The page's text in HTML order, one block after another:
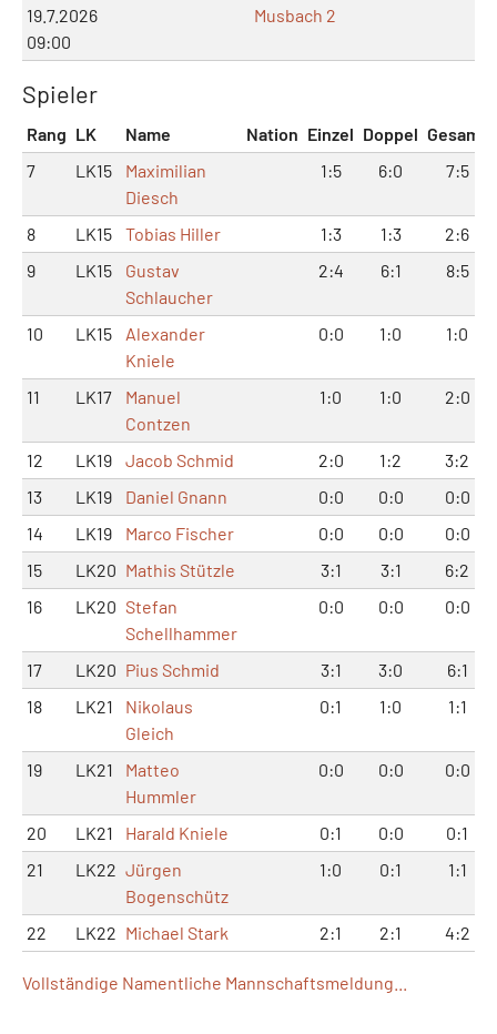
19.7.2026
09:00
Musbach 2
Spieler
Rang LK Name Nation Einzel Doppel Gesamt
7
LK15
Maximilian
Diesch
1:5 6:0 7:5
8 LK15 Tobias Hiller 1:3 1:3
2:6
9
LK15
Gustav
Schlaucher
2:4 6:1 8:5
10 LK15
Alexander
Kniele
0:0 1:0 1:0
11 LK17
Manuel
Contzen
1:0 1:0 2:0
12 LK19 Jacob Schmid 2:0 1:2
3:2
13
LK19 Daniel Gnann 0:0 0:0
0:0
14
LK19 Marco Fischer 0:0 0:0
0:0
15
LK20 Mathis Stützle 3:1 3:1
6:2
16
LK20 Stefan
Schellhammer
0:0 0:0 0:0
17 LK20 Pius Schmid 3:1 3:0
6:1
18
LK21
Nikolaus
Gleich
0:1 1:0 1:1
19 LK21
Matteo
Hummler
0:0 0:0 0:0
20 LK21 Harald Kniele 0:1 0:0
0:1
21
LK22 Jürgen
Bogenschütz
1:0 0:1 1:1
22 LK22 Michael Stark 2:1 2:1 4:2
Vollständige Namentliche Mannschaftsmeldung...